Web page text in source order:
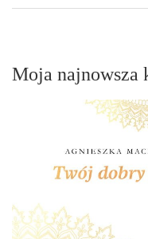
Moja najnowsza